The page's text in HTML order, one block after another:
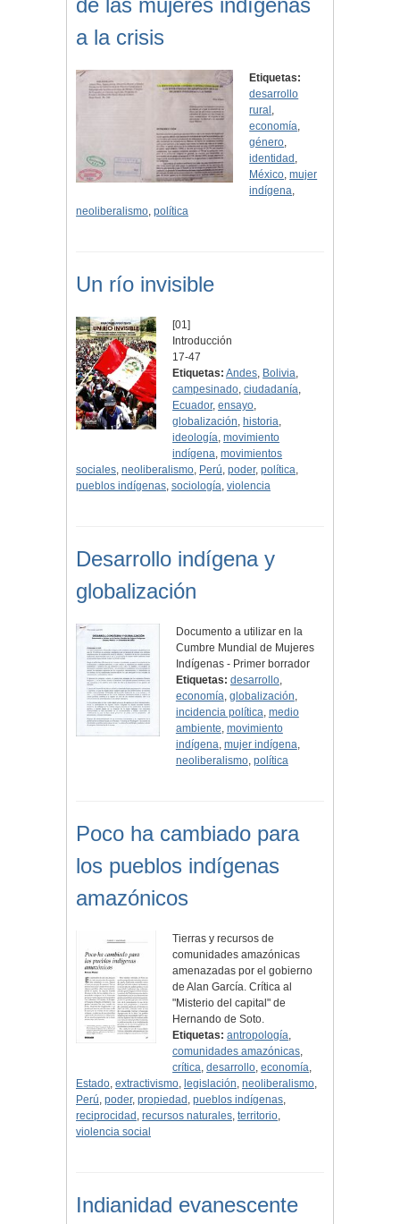
de las mujeres indígenas
a la crisis
Etiquetas:
desarrollo
rural ,
economía,
género,
identidad ,
México,mujer
indígena,
neoliberalismo, política
Un río invisible
[01]
Introducción
17-47
Etiquetas: Andes, Bolivia,
campesinado,ciudadanía,
Ecuador,ensayo,
globalización, historia,
ideología,movimiento
indígena,movimientos
sociales, neoliberalismo, Perú, poder, política,
pueblos indígenas, sociología, violencia
Desarrollo indígena y
globalización
Documento a utilizar en la
Cumbre Mundial de Mujeres
Indígenas - Primer borrador
Etiquetas: desarrollo,
economía, globalización,
incidencia política, medio
ambiente, movimiento
indígena, mujer indígena,
neoliberalismo, política
Poco ha cambiado para
los pueblos indígenas
amazónicos
Tierras y recursos de
comunidades amazónicas
amenazadas por el gobierno
de Alan García. Crítica al
"Misterio del capital" de
Hernando de Soto.
Etiquetas: antropología,
comunidades amazónicas,
crítica,desarrollo,economía,
Estado, extractivismo, legislación, neoliberalismo,
Perú, poder, propiedad , pueblos indígenas,
reciprocidad , recursos naturales, territorio,
violencia social
Indianidad evanescente